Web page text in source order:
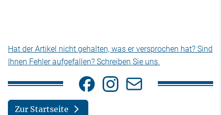
Hat der Artikel nicht gehalten, was er versprochen hat? Sind
Ihnen Fehler aufgefallen? Schreiben Sie uns.
Zur Startseite